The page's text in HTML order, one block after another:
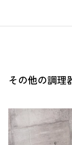
その他の調理